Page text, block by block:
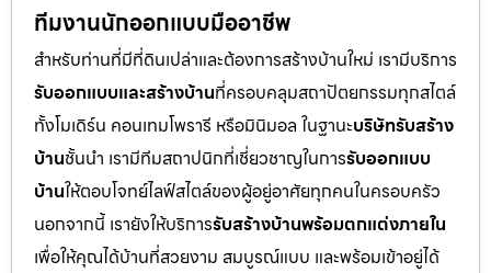
ทีมงานนักออกแบบมืออาชีพ
สำหรับท่านที่มีที่ดินเปล่าและต้องการสร้างบ้านใหม่ เรามีบริการ
รับออกแบบและสร้างบ้านที่ครอบคลุมสถาปัตยกรรมทุกสไตล์
ทั้งโมเดิร์น คอนเทมโพรารี หรือมินิมอล ในฐานะบริษัทรับสร้าง
บ้านชั้นนำ เรามีทีมสถาปนิกที่เชี่ยวชาญในการรับออกแบบ
บ้านให้ตอบโจทย์ไลฟ์สไตล์ของผู้อยู่อาศัยทุกคนในครอบครัว
นอกจากนี้ เรายังให้บริการรับสร้างบ้านพร้อมตกแต่งภายใน
เพื่อให้คุณได้บ้านที่สวยงาม สมบูรณ์แบบ และพร้อมเข้าอยู่ได้